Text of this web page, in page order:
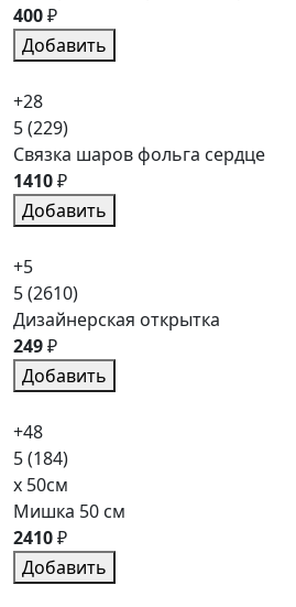
400₽
Добавить
+28
5(229)
Связка шаров фольга сердце
1410₽
Добавить
+5
5(2610)
Дизайнерская открытка
249₽
Добавить
+48
5(184)
x 50см
Мишка 50 см
2410₽
Добавить